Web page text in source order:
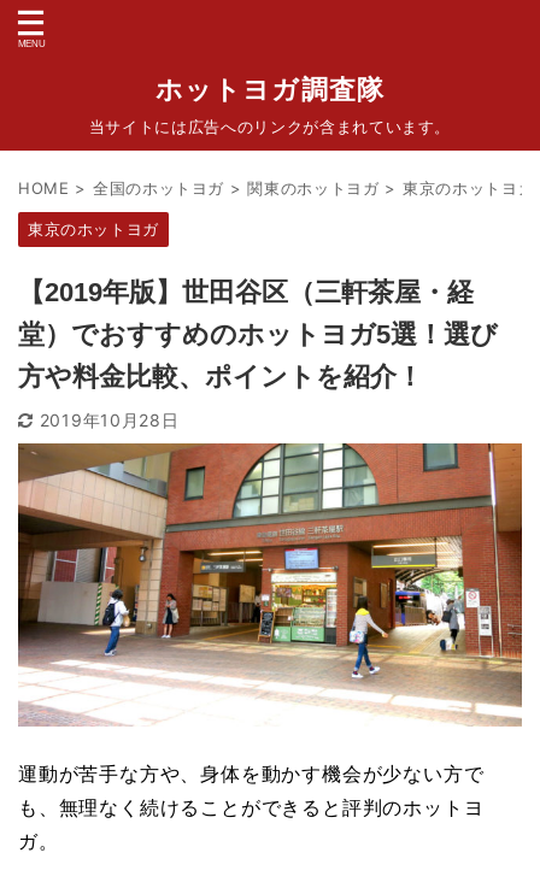
ホットヨガ調査隊
当サイトには広告へのリンクが含まれています。
HOME > 全国のホットヨガ > 関東のホットヨガ > 東京のホットヨガ
東京のホットヨガ
【2019年版】世田谷区（三軒茶屋・経
堂）でおすすめのホットヨガ5選！選び
方や料金比較、ポイントを紹介！
2019年10月28日
運動が苦手な方や、身体を動かす機会が少ない方で
も、無理なく続けることができると評判のホットヨ
ガ。